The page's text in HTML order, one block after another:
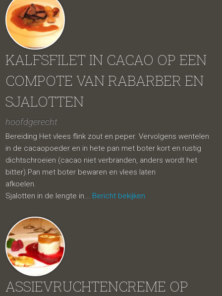
KALFSFILET IN CACAO OP EEN
COMPOTE VAN RABARBER EN
SJALOTTEN
hoofdgerecht
Bereiding Het vlees flink zout en peper. Vervolgens wentelen
in de cacaopoeder en in hete pan met boter kort en rustig
dichtschroeien (cacao niet verbranden, anders wordt het
bitter).Pan met boter bewaren en vlees laten
afkoelen.
Sjalotten in de lengte in... Bericht bekijken
ASSIEVRUCHTENCREME OP